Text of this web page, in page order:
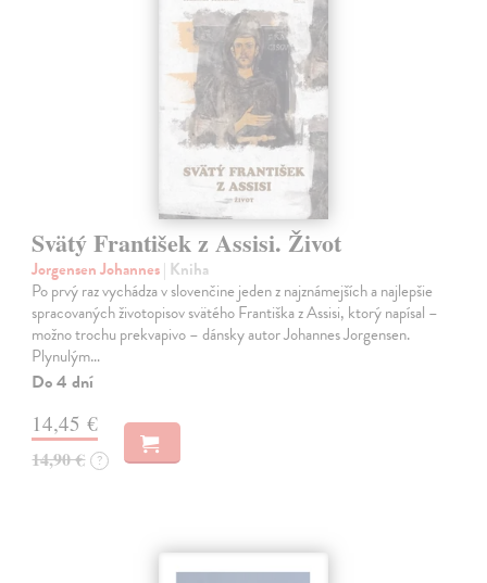
Svätý František z Assisi. Život
Jorgensen Johannes| Kniha
Po prvý raz vychádza v slovenčine jeden z najznámejších a najlepšie
spracovaných životopisov svätého Františka z Assisi, ktorý napísal –
možno trochu prekvapivo – dánsky autor Johannes Jorgensen.
Plynulým…
Do 4 dní
14,45 €
14,90 € ?